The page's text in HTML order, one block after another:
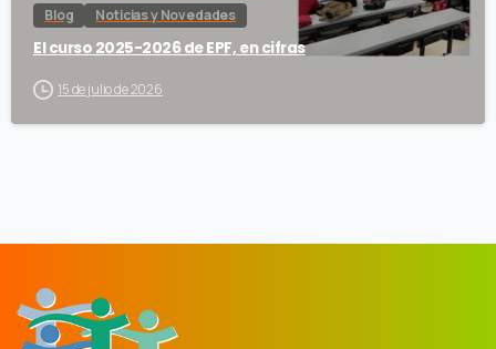
Blog Noticias y Novedades
El curso 2025-2026 de EPF, en cifras
15 de julio de 2026